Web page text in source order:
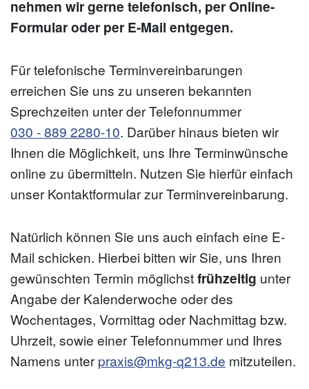
nehmen wir gerne telefonisch, per Online-
Formular oder per E-Mail entgegen.
Für telefonische Terminvereinbarungen
erreichen Sie uns zu unseren bekannten
Sprechzeiten unter der Telefonnummer
030 - 889 2280-10. Darüber hinaus bieten wir
Ihnen die Möglichkeit, uns Ihre Terminwünsche
online zu übermitteln. Nutzen Sie hierfür einfach
unser Kontaktformular zur Terminvereinbarung.
Natürlich können Sie uns auch einfach eine E-
Mail schicken. Hierbei bitten wir Sie, uns Ihren
gewünschten Termin möglichstfrühzeitig unter
Angabe der Kalenderwoche oder des
Wochentages, Vormittag oder Nachmittag bzw.
Uhrzeit, sowie einer Telefonnummer und Ihres
Namens unterpraxis@mkg-q213.de mitzuteilen.